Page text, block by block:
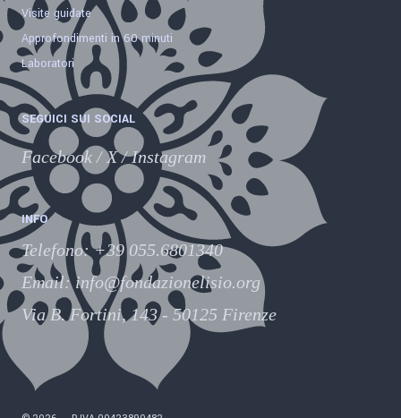
Visite guidate
Approfondimenti in 60 minuti
Laboratori
SEGUICI SUI SOCIAL
Facebook /X/Instagram
INFO
Telefono:+39 055.6801340
Email:info@fondazionelisio.org
Via B. Fortini, 143 - 50125 Firenze